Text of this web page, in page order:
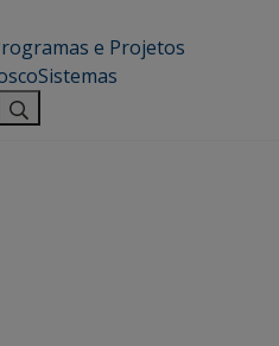
e Projetos
Sistemas